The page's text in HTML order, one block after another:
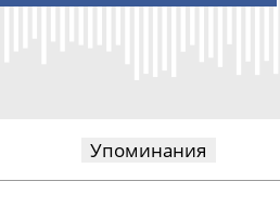
Упоминания